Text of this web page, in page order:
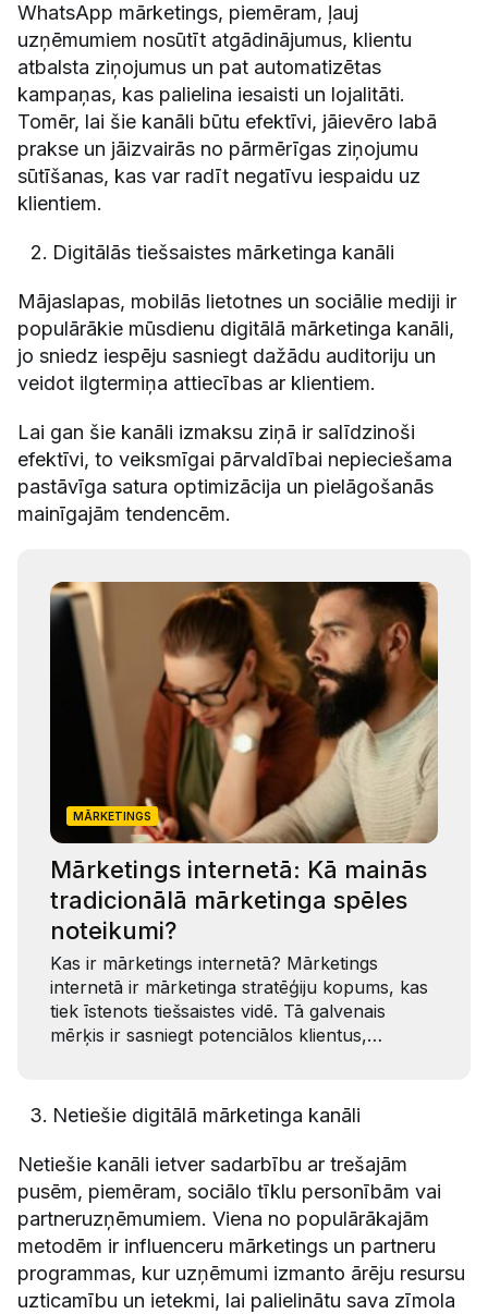
WhatsApp mārketings, piemēram, ļauj
uzņēmumiem nosūtīt atgādinājumus, klientu
atbalsta ziņojumus un pat automatizētas
kampaņas, kas palielina iesaisti un lojalitāti.
Tomēr, lai šie kanāli būtu efektīvi, jāievēro labā
prakse un jāizvairās no pārmērīgas ziņojumu
sūtīšanas, kas var radīt negatīvu iespaidu uz
klientiem.
Digitālās tiešsaistes mārketinga kanāli
Mājaslapas, mobilās lietotnes un sociālie mediji ir
populārākie mūsdienu digitālā mārketinga kanāli,
jo sniedz iespēju sasniegt dažādu auditoriju un
veidot ilgtermiņa attiecības ar klientiem.
Lai gan šie kanāli izmaksu ziņā ir salīdzinoši
efektīvi, to veiksmīgai pārvaldībai nepieciešama
pastāvīga satura optimizācija un pielāgošanās
mainīgajām tendencēm.
MĀRKETINGS
Mārketings internetā: Kā mainās
tradicionālā mārketinga spēles
noteikumi?
Kas ir mārketings internetā? Mārketings
internetā ir mārketinga stratēģiju kopums, kas
tiek īstenots tiešsaistes vidē. Tā galvenais
mērķis ir sasniegt potenciālos klientus,…
Netiešie digitālā mārketinga kanāli
Netiešie kanāli ietver sadarbību ar trešajām
pusēm, piemēram, sociālo tīklu personībām vai
partneruzņēmumiem. Viena no populārākajām
metodēm ir influenceru mārketings un partneru
programmas, kur uzņēmumi izmanto ārēju resursu
uzticamību un ietekmi, lai palielinātu sava zīmola